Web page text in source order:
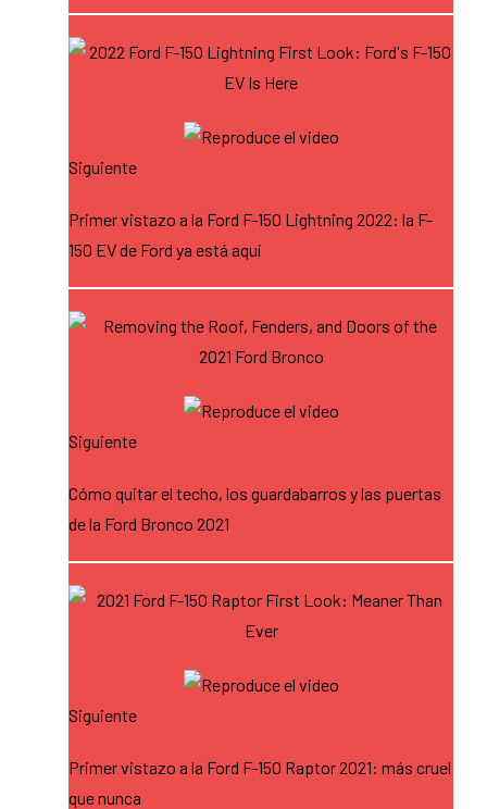
Siguiente
Primer vistazo a la Ford F-150 Lightning 2022: la F-
150 EV de Ford ya está aquí
Siguiente
Cómo quitar el techo, los guardabarros y las puertas
de la Ford Bronco 2021
Siguiente
Primer vistazo a la Ford F-150 Raptor 2021: más cruel
que nunca